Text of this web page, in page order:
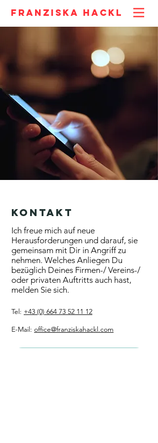
Franziska Hackl
KONTAKT
Ich freue mich auf neue
Herausforderungen und darauf, sie
gemeinsam mit Dir in Angriff zu
nehmen. Welches Anliegen Du
bezüglich Deines Firmen-/ Vereins-/
oder privaten Auftritts auch hast,
melden Sie sich.
Tel: +43 (0) 664 73 52 11 12
E-Mail: office@franziskahackl.com